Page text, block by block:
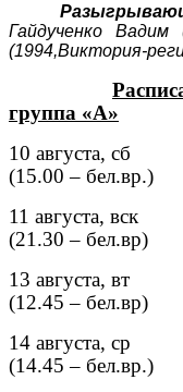
Гайдученко Вадим
(1994,Виктория-
группа «А»
10 августа,
(15.00 – бел.вр.)
11 августа,
(21.30 – бел.вр)
13 августа,
(12.45 – бел.вр)
14 августа,
(14.45 – бел.вр.)